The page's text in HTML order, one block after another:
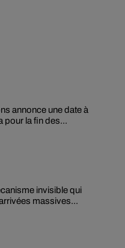
annonce une date à
pour la fin des...
invisible qui
massives...